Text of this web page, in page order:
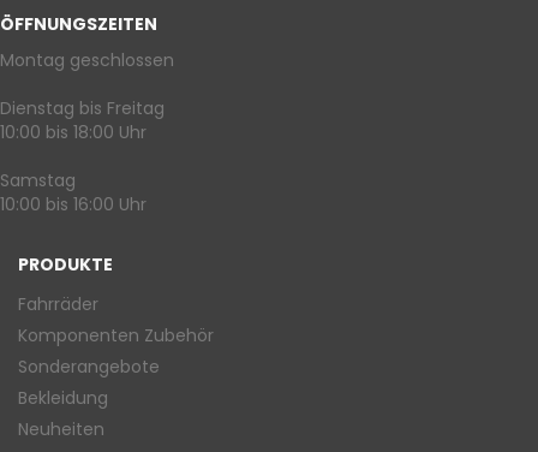
ÖFFNUNGSZEITEN
Montag geschlossen
Dienstag bis Freitag
10:00 bis 18:00 Uhr
Samstag
10:00 bis 16:00 Uhr
PRODUKTE
Fahrräder
Komponenten Zubehör
Sonderangebote
Bekleidung
Neuheiten